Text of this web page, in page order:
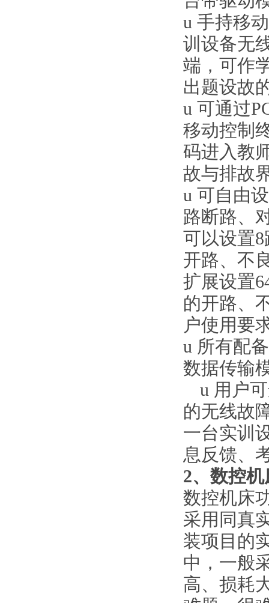
u 手持移
训设备无
端，可作
出题设故
u 可通过
移动控制
码进入教
故与排故
u 可自由
路断路、
可以设置
开路、不
扩展设置
的开路、
户使用要
u 所有配
数据传输
u 用户
的无线故
一台实训
息反馈、
2、数控
数控机床
采用同真
装项目的
中，一般
高、损耗